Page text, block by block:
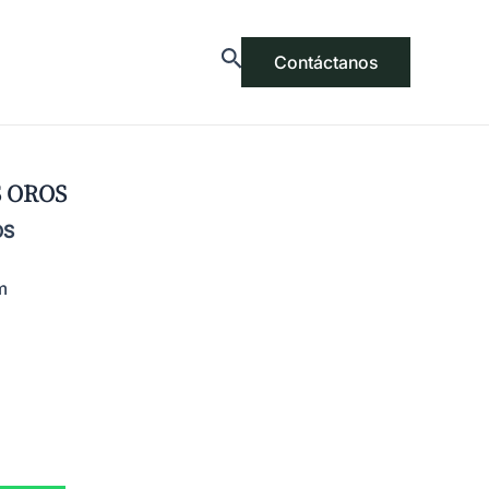
Contáctanos